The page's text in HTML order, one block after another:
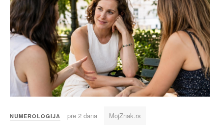
NUMEROLOGIJA pre 2 dana MojZnak.rs